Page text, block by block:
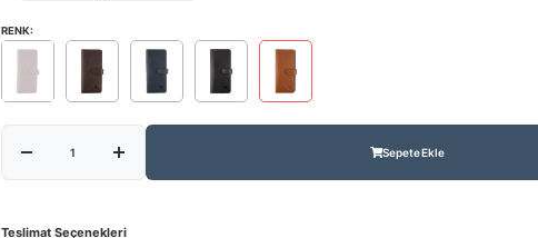
RENK:
Sepete Ekle
Teslimat Seçenekleri